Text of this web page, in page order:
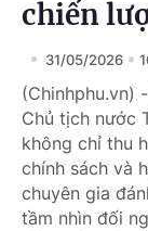
chiến
31/05/2026
(Chinhphu.vn)
Chủ tịch nước
không chỉ thu
chính sách và
chuyên gia
tầm nhìn đối